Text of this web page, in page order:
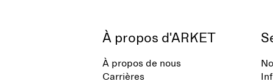
À propos d'ARKET
À propos de nous
Carrières